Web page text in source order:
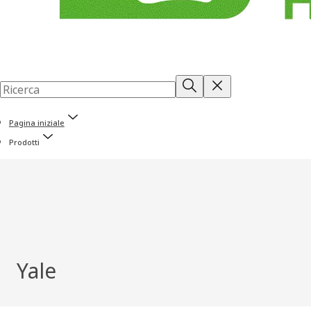
Pagina iniziale
Prodotti
Yale